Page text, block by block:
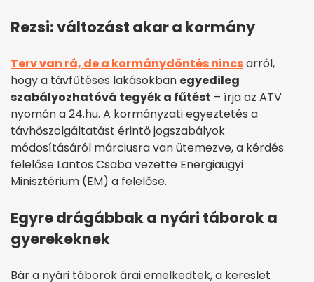
Rezsi: változást akar a kormány
Terv van rá, de a kormánydöntés nincsarról,
hogy a távfűtéses lakásokban egyedileg
szabályozhatóvá tegyék a fűtést – írja az ATV
nyomán a 24.hu. A kormányzati egyeztetés a
távhőszolgáltatást érintő jogszabályok
módosításáról márciusra van ütemezve, a kérdés
felelőse Lantos Csaba vezette Energiaügyi
Minisztérium (EM) a felelőse.
Egyre drágábbak a nyári táborok a
gyerekeknek
Bár a nyári táborok árai emelkedtek, a kereslet